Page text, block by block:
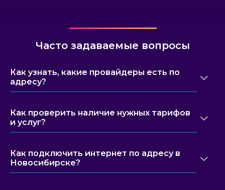
Часто задаваемые вопросы
Как узнать, какие провайдеры есть по
адресу?
Как проверить наличие нужных тарифов
и услуг?
Как подключить интернет по адресу в
Новосибирске?